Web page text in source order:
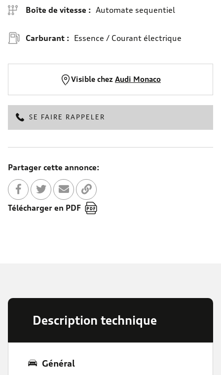
Boîte de vitesse : Automate sequentiel
Carburant : Essence / Courant électrique
Visible chez Audi Monaco
SE FAIRE RAPPELER
Partager cette annonce:
Partager sur Facebook
Partager sur Twitter
Envoyer à un ami
Copier dans le bloc-note
Télécharger en PDF
Description technique
Général